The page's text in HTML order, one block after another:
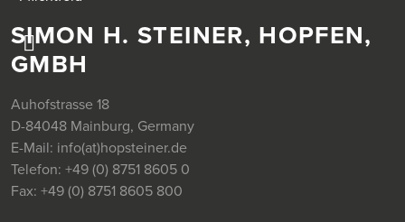
SIMON H. STEINER, HOPFEN,
GMBH
Auhofstrasse 18
D-84048 Mainburg, Germany
E-Mail: info(at)hopsteiner.de
Telefon: +49 (0) 8751 8605 0
Fax: +49 (0) 8751 8605 800